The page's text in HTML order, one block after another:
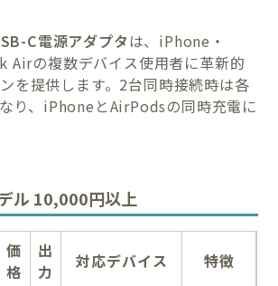
C電源アダプタは、iPhone・
Airの複数デバイス使用者に革新的
を提供します。2台同時接続時は各
り、iPhoneとAirPodsの同時充電に
ル 10,000円以上
価
格
出
力
対応デバイス 特徴